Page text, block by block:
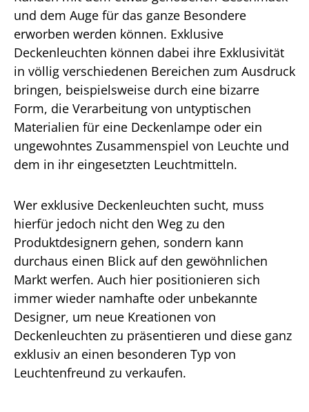
und dem Auge für das ganze Besondere
erworben werden können. Exklusive
Deckenleuchten können dabei ihre Exklusivität
in völlig verschiedenen Bereichen zum Ausdruck
bringen, beispielsweise durch eine bizarre
Form, die Verarbeitung von untyptischen
Materialien für eine Deckenlampe oder ein
ungewohntes Zusammenspiel von Leuchte und
dem in ihr eingesetzten Leuchtmitteln.
Wer exklusive Deckenleuchten sucht, muss
hierfür jedoch nicht den Weg zu den
Produktdesignern gehen, sondern kann
durchaus einen Blick auf den gewöhnlichen
Markt werfen. Auch hier positionieren sich
immer wieder namhafte oder unbekannte
Designer, um neue Kreationen von
Deckenleuchten zu präsentieren und diese ganz
exklusiv an einen besonderen Typ von
Leuchtenfreund zu verkaufen.